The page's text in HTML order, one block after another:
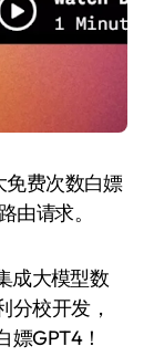
免费次数白嫖
由请求。
成大模型数
分校开发，
GPT4！